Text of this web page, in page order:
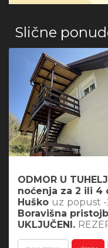
Slične
ODMOR U
noćenja za 2 ili 4
Huško uz popust -
Boravišna
UKLJUČENI.